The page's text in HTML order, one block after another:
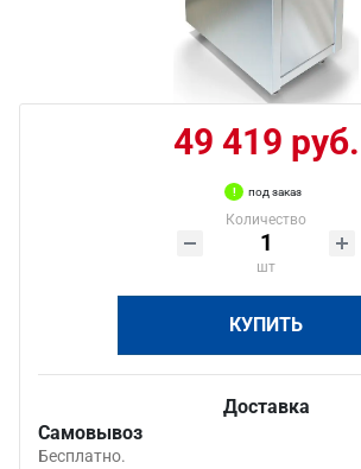
49 419 руб.
под заказ
Количество
шт
КУПИТЬ
Доставка
Самовывоз
Бесплатно.